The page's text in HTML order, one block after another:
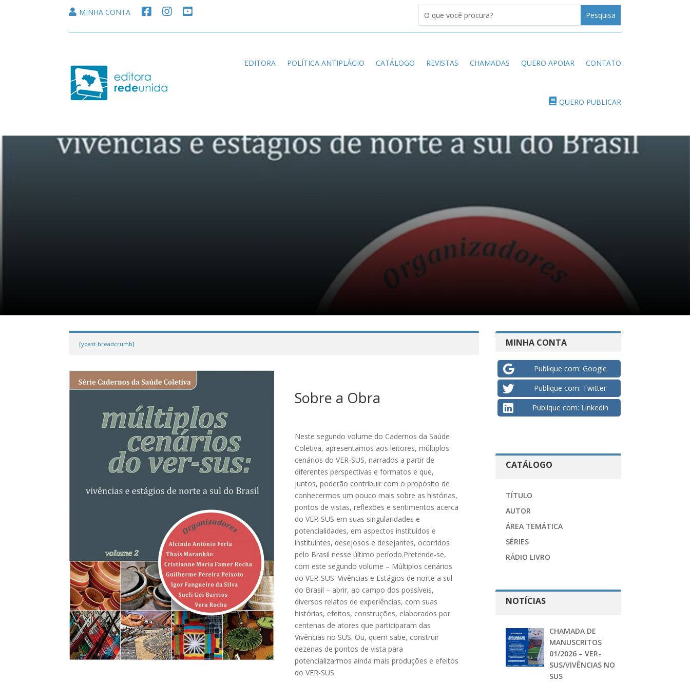
MINHA CONTA
A
E
I
N
T
Y
O
T
EDITORA
POLÍTICA ANTIPLÁGIO CATÁLOGO REVISTAS CHAMADAS QUERO APOIAR CONTATO
QUERO PUBLICAR
[yoast-breadcrumb]
Sobre a Obra
Neste segundo volume do Cadernos da Saúde
Coletiva, apresentamos aos leitores, múltiplos
cenários do VER-SUS, narrados a partir de
diferentes perspectivas e formatos e que,
juntos, poderão contribuir com o propósito de
conhecermos um pouco mais sobre as histórias,
pontos de vistas, reflexões e sentimentos acerca
do VER-SUS em suas singularidades e
potencialidades, em aspectos instituídos e
instituintes, desejosos e desejantes, ocorridos
pelo Brasil nesse último período.Pretende-se,
com este segundo volume – Múltiplos cenários
do VER-SUS: Vivências e Estágios de norte a sul
do Brasil – abrir, ao campo dos possíveis,
diversos relatos de experiências, com suas
histórias, efeitos, construções, elaborados por
centenas de atores que participaram das
Vivências no SUS. Ou, quem sabe, construir
dezenas de pontos de vista para
potencializarmos ainda mais produções e efeitos
do VER-SUS
MINHA CONTA
Publique com: Google
Publique com: Twitter
Publique com: Linkedin
CATÁLOGO
TÍTULO
AUTOR
ÁREA TEMÁTICA
SÉRIES
RÁDIO LIVRO
NOTÍCIAS
CHAMADA DE
MANUSCRITOS
01/2026 – VER-
SUS/VIVÊNCIAS NO
SUS